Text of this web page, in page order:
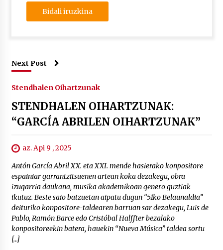
Next Post
Stendhalen Oihartzunak
STENDHALEN OIHARTZUNAK:
“GARCÍA ABRILEN OIHARTZUNAK”
az. Api 9 , 2025
Antón García Abril XX. eta XXI. mende hasierako konpositore
espainiar garrantzitsuenen artean koka dezakegu, obra
izugarria daukana, musika akademikoan genero guztiak
ikutuz. Beste saio batzuetan aipatu dugun “51ko Belaunaldia”
deituriko konpositore-taldearen barruan sar dezakegu, Luis de
Pablo, Ramón Barce edo Cristóbal Halffter bezalako
konpositoreekin batera, hauekin “Nueva Música” taldea sortu
[…]